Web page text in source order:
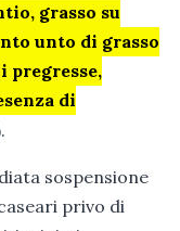
grasso su
unto di grasso
pregresse,
di
sospensione
privo di